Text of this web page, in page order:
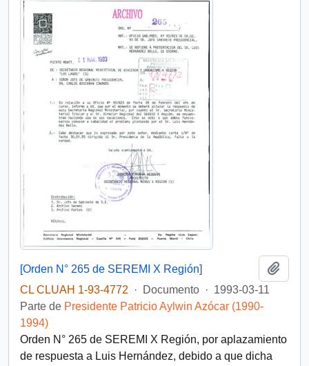
[Orden N° 265 de SEREMI X Región]
CL CLUAH 1-93-4772
· Documento · 1993-03-11
Parte de Presidente Patricio Aylwin Azócar (1990-
1994)
Orden N° 265 de SEREMI X Región, por aplazamiento
de respuesta a Luis Hernández, debido a que dicha